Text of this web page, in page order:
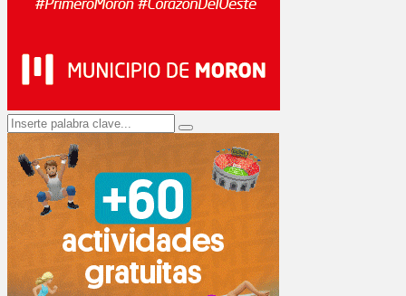
Search
for:
Search